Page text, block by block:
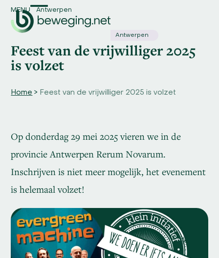
content
Antwerpen
MENU
Open
menu
Close
menu
Antwerpen
Feest van de vrijwilliger 2025
is volzet
Home > Feest van de vrijwilliger 2025 is volzet
Op donderdag 29 mei 2025 vieren we in de
provincie Antwerpen Rerum Novarum.
Inschrijven is niet meer mogelijk, het evenement
is helemaal volzet!